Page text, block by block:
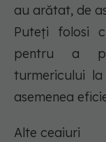
au arătat, de
Puteți folosi
pentru a
turmericului
asemenea
Alte ceaiuri